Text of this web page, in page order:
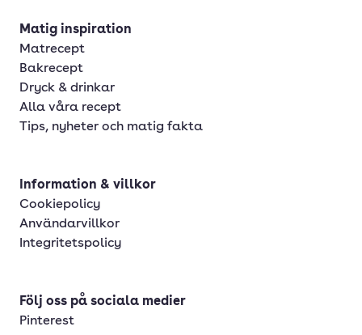
Matig inspiration
Matrecept
Bakrecept
Dryck & drinkar
Alla våra recept
Tips, nyheter och matig fakta
Information & villkor
Cookiepolicy
Användarvillkor
Integritetspolicy
Följ oss på sociala medier
Pinterest